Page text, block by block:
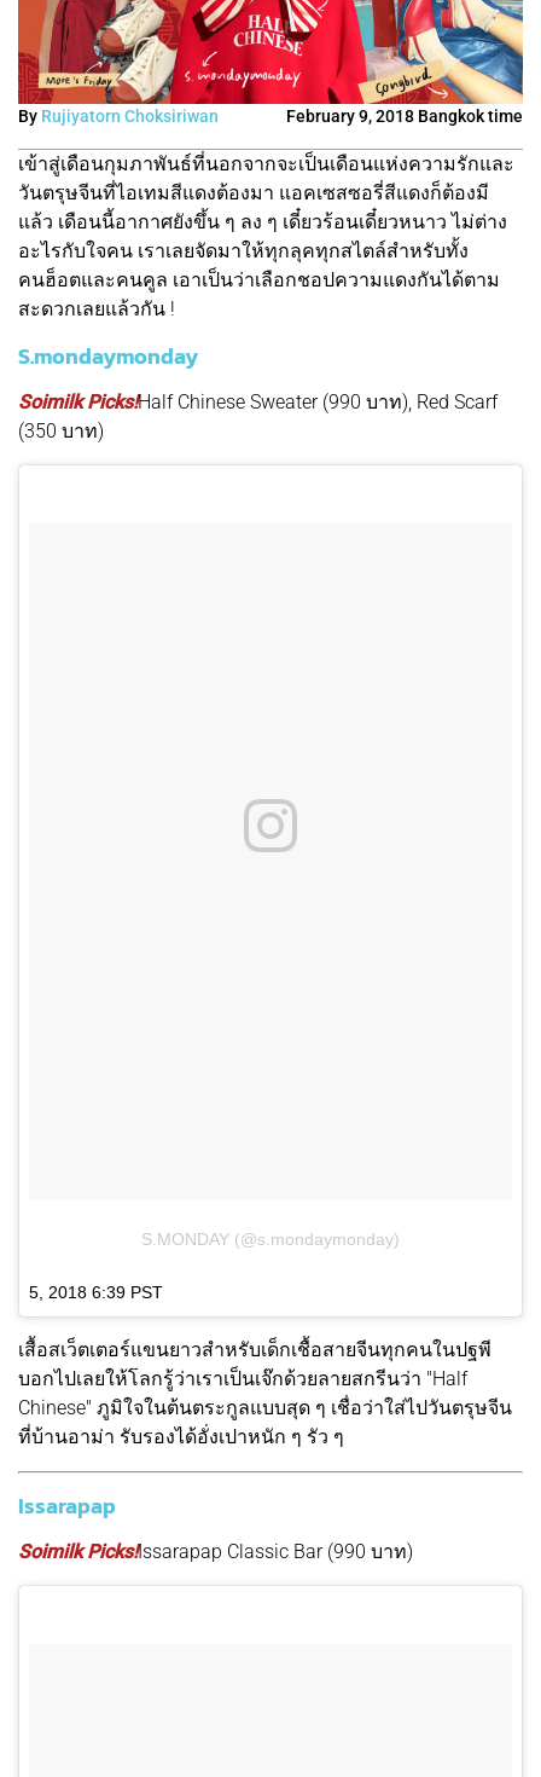
By Rujiyatorn Choksiriwan February 9, 2018 Bangkok time
เข้าสู่เดือนกุมภาพันธ์ที่นอกจากจะเป็นเดือนแห่งความรักและ
วันตรุษจีนที่ไอเทมสีแดงต้องมา แอคเซสซอรี่สีแดงก็ต้องมี
แล้ว เดือนนี้อากาศยังขึ้น ๆ ลง ๆ เดี๋ยวร้อนเดี๋ยวหนาว ไม่ต่าง
อะไรกับใจคน เราเลยจัดมาให้ทุกลุคทุกสไตล์สำหรับทั้ง
คนฮ็อตและคนคูล เอาเป็นว่าเลือกชอปความแดงกันได้ตาม
สะดวกเลยแล้วกัน !
S.mondaymonday
Soimilk Picks!Half Chinese Sweater (990 บาท), Red Scarf
(350 บาท)
S.MONDAY (@s.mondaymonday)
5, 2018 6:39 PST
เสื้อสเว็ตเตอร์แขนยาวสำหรับเด็กเชื้อสายจีนทุกคนในปฐพี
บอกไปเลยให้โลกรู้ว่าเราเป็นเจ๊กด้วยลายสกรีนว่า "Half
Chinese" ภูมิใจในต้นตระกูลแบบสุด ๆ เชื่อว่าใส่ไปวันตรุษจีน
ที่บ้านอาม่า รับรองได้อั่งเปาหนัก ๆ รัว ๆ
Issarapap
Soimilk Picks!Issarapap Classic Bar (990 บาท)